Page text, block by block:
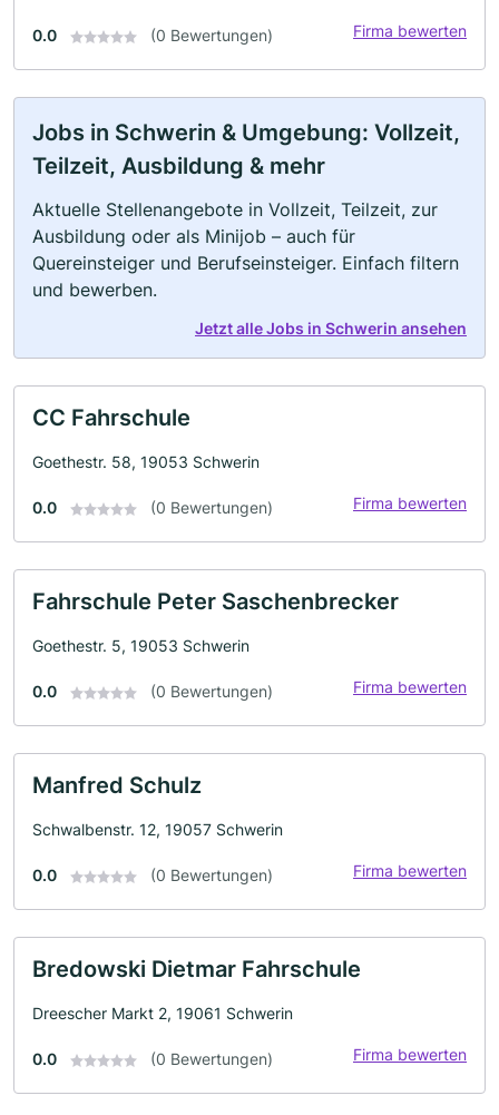
0.0 (0 Bewertungen) Firma bewerten
Jobs in Schwerin & Umgebung: Vollzeit,
Teilzeit, Ausbildung & mehr
Aktuelle Stellenangebote in Vollzeit, Teilzeit, zur
Ausbildung oder als Minijob – auch für
Quereinsteiger und Berufseinsteiger. Einfach filtern
und bewerben.
Jetzt alle Jobs in Schwerin ansehen
CC Fahrschule
Goethestr. 58, 19053 Schwerin
0.0 (0 Bewertungen) Firma bewerten
Fahrschule Peter Saschenbrecker
Goethestr. 5, 19053 Schwerin
0.0 (0 Bewertungen) Firma bewerten
Manfred Schulz
Schwalbenstr. 12, 19057 Schwerin
0.0 (0 Bewertungen) Firma bewerten
Bredowski Dietmar Fahrschule
Dreescher Markt 2, 19061 Schwerin
0.0 (0 Bewertungen) Firma bewerten